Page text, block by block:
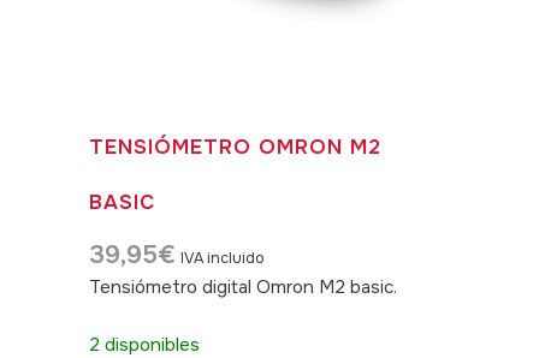
TENSIÓMETRO OMRON M2
BASIC
39,95€ IVA incluido
Tensiómetro digital Omron M2 basic.
2 disponibles